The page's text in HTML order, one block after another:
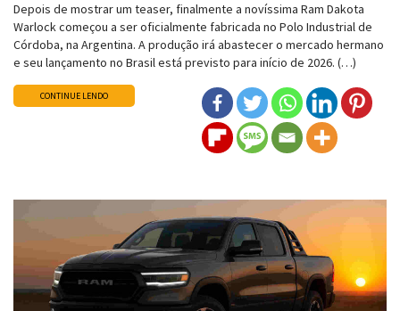
Depois de mostrar um teaser, finalmente a novíssima Ram Dakota
Warlock começou a ser oficialmente fabricada no Polo Industrial de
Córdoba, na Argentina. A produção irá abastecer o mercado hermano
e seu lançamento no Brasil está previsto para início de 2026. (…)
CONTINUE LENDO